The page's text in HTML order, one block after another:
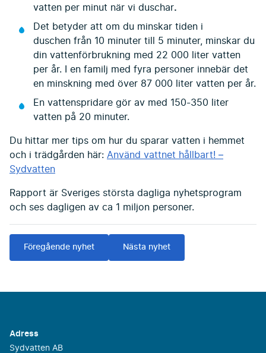
vatten per minut när vi duschar.
Det betyder att om du minskar tiden i
duschen från 10 minuter till 5 minuter, minskar du
din vattenförbrukning med 22 000 liter vatten
per år. I en familj med fyra personer innebär det
en minskning med över 87 000 liter vatten per år.
En vattenspridare gör av med 150-350 liter
vatten på 20 minuter.
Du hittar mer tips om hur du sparar vatten i hemmet
och i trädgården här: Använd vattnet hållbart! –
Sydvatten
Rapport är Sveriges största dagliga nyhetsprogram
och ses dagligen av ca 1 miljon personer.
Föregående nyhet Nästa nyhet
Adress
Sydvatten AB